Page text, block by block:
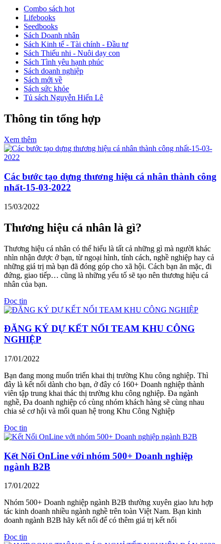
Combo sách hot
Lifebooks
Seedbooks
Sách Doanh nhân
Sách Kinh tế - Tài chính - Đầu tư
Sách Thiếu nhi - Nuôi dạy con
Sách Tình yêu hạnh phúc
Sách doanh nghiệp
Sách mới về
Sách sức khỏe
Tủ sách Nguyễn Hiến Lê
Thông tin tổng hợp
Xem thêm
Các bước tạo dựng thương hiệu cá nhân thành công
nhất-15-03-2022
15/03/2022
Thương hiệu cá nhân là gì?
Thương hiệu cá nhân có thể hiểu là tất cả những gì mà người khác
nhìn nhận được ở bạn, từ ngoại hình, tính cách, nghề nghiệp hay cả
những giá trị mà bạn đã đóng góp cho xã hội. Cách bạn ăn mặc, đi
đứng, giao tiếp… cũng là những yếu tố sẽ tạo nên thương hiệu cá
nhân của bạn.
Đọc tin
ĐĂNG KÝ DỰ KẾT NỐI TEAM KHU CÔNG
NGHIỆP
17/01/2022
Bạn đang mong muốn triển khai thị trường Khu công nghiệp. Thì
đây là kết nối dành cho bạn, ở đây có 160+ Doanh nghiệp thành
viên tập trung khai thác thị trường khu công nghiệp. Đa ngành
nghề, Đa doanh nghiệp có cùng nhóm khách hàng sẽ cùng nhau
chia sẻ cơ hội và mối quan hệ trong Khu Công Nghiệp
Đọc tin
Kết Nối OnLine với nhóm 500+ Doanh nghiệp
ngành B2B
17/01/2022
Nhóm 500+ Doanh nghiệp ngành B2B thường xuyên giao lưu hợp
tác kinh doanh nhiều ngành nghề trên toàn Việt Nam. Bạn kinh
doanh ngành B2B hãy kết nối để có thêm giá trị kết nối
Đọc tin